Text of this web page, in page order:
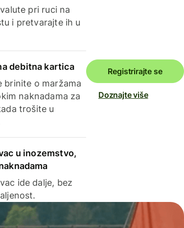
pri ruci na
i pretvarajte ih u
debitna kartica
brinite o maržama
naknadama za
trošite u
u inozemstvo,
ide dalje, bez
Registrirajte se
Doznajte više